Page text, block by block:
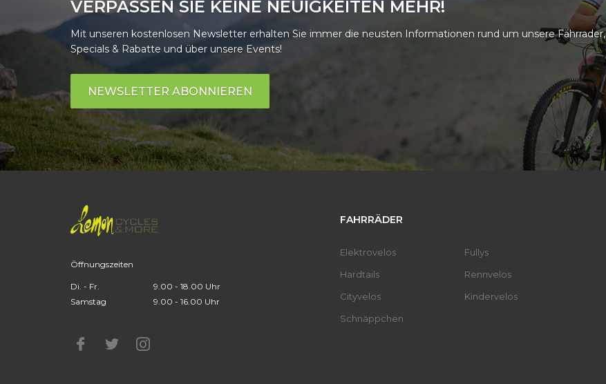
VERPASSEN SIE KEINE NEUIGKEITEN MEHR!
Mit unseren kostenlosen Newsletter erhalten Sie immer die neusten Informationen rund um unsere Fährrader,
Specials & Rabatte und über unsere Events!
NEWSLETTER ABONNIEREN
Öffnungszeiten
Di. - Fr.
9.00 - 18.00 Uhr
Samstag
9.00 - 16.00 Uhr
FAHRRÄDER
Elektrovelos
Fullys
Hardtails
Rennvelos
Cityvelos
Kindervelos
Schnäppchen